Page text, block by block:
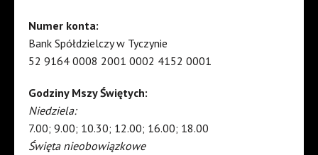
Numer konta:
Bank Spółdzielczy w Tyczynie
52 9164 0008 2001 0002 4152 0001
Godziny Mszy Świętych:
Niedziela:
7.00; 9.00; 10.30; 12.00; 16.00; 18.00
Święta nieobowiązkowe